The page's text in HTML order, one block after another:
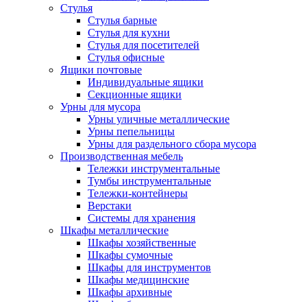
Стулья
Стулья барные
Стулья для кухни
Стулья для посетителей
Стулья офисные
Ящики почтовые
Индивидуальные ящики
Секционные ящики
Урны для мусора
Урны уличные металлические
Урны пепельницы
Урны для раздельного сбора мусора
Производственная мебель
Тележки инструментальные
Тумбы инструментальные
Тележки-контейнеры
Верстаки
Системы для хранения
Шкафы металлические
Шкафы хозяйственные
Шкафы сумочные
Шкафы для инструментов
Шкафы медицинские
Шкафы архивные